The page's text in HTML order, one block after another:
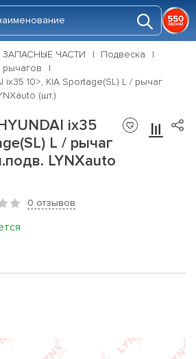
ЗАПАСНЫЕ ЧАСТИ
Подвеска
рычагов
ix35 10>, KIA Sportage(SL) L / рычаг
(шт.)
ix35
L / рычаг
LYNXauto
0 отзывов